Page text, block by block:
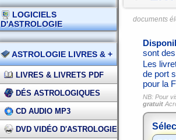
LOGICIELS
D'ASTROLOGIE
ASTROLOGIE LIVRES & +
LIVRES & LIVRETS PDF
DÉS ASTROLOGIQUES
CD AUDIO MP3
DVD VIDÉO D'ASTROLOGIE
documents
sont
Les
de port
pour la
NB: Pour
gratuit